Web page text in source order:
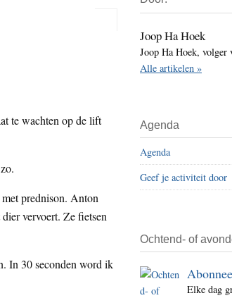
e
z
e
s
t
e
n
n
d
e
s
i
t
e
te wachten op de lift
prednison. Anton
vervoert. Ze fietsen
In 30 seconden word ik
Joop Ha Hoek
Joop Ha Hoek, volger
Alle artikelen »
Agenda
Agenda
Geef je activiteit door
Ochtend- of
Elke dag